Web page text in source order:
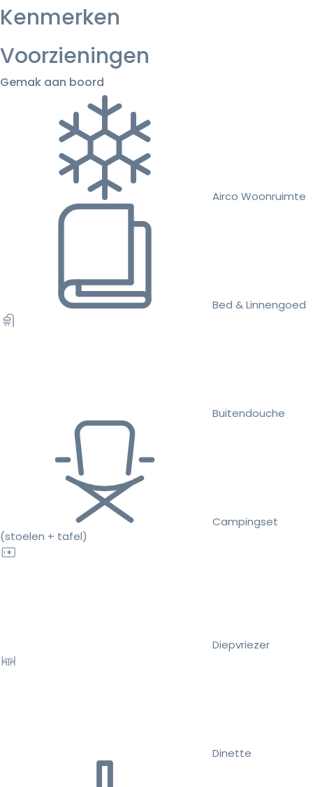
Kenmerken
Voorzieningen
Gemak aan boord
Airco Woonruimte
Bed & Linnengoed
Buitendouche
Campingset
(stoelen + tafel)
Diepvriezer
Dinette